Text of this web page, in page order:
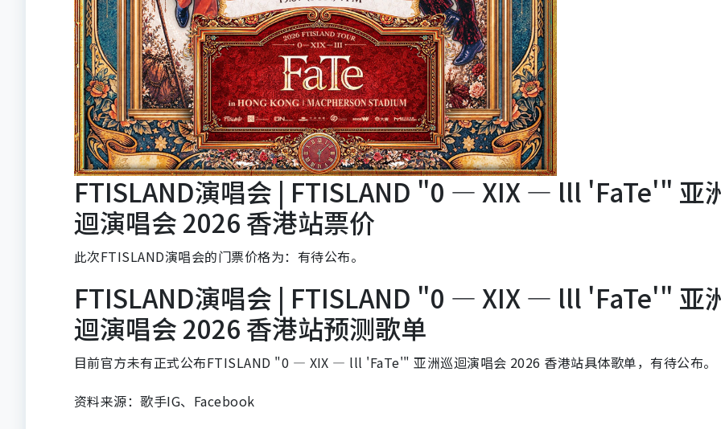
FTISLAND演唱会 | FTISLAND "0 — XIX — lll 'FaTe'" 亚
迴演唱会 2026 香港站票价
此次FTISLAND演唱会的门票价格为：有待公布。
FTISLAND演唱会 | FTISLAND "0 — XIX — lll 'FaTe'" 亚
迴演唱会 2026 香港站预测歌单
目前官方未有正式公布FTISLAND "0 — XIX — lll 'FaTe'" 亚洲巡迴演唱会 2026 香港站具体歌单，有待公布。
资料来源：歌手IG、Facebook